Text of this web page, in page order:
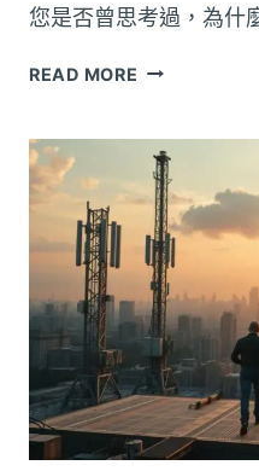
您是否曾思考過，為什
READ MORE 用
程
視
角：
廣
告
投
放
如
何
配
置